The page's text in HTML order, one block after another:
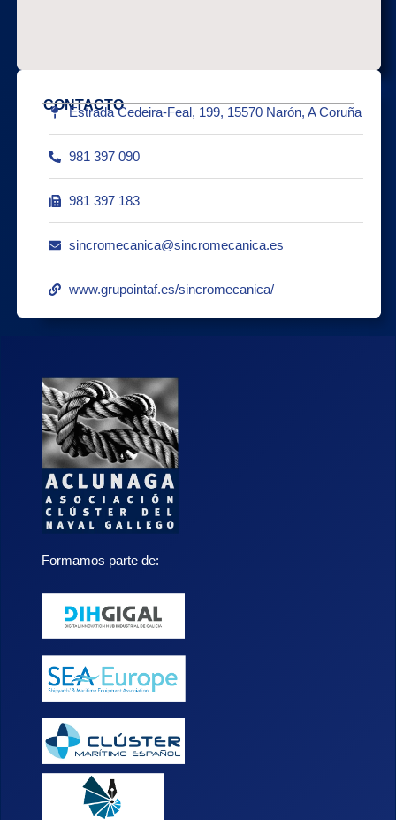
CONTACTO
Estrada Cedeira-Feal, 199, 15570 Narón, A Coruña
981 397 090
981 397 183
sincromecanica@sincromecanica.es
www.grupointaf.es/sincromecanica/
Formamos parte de: